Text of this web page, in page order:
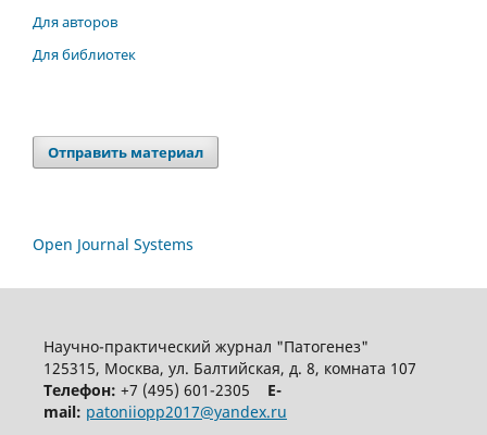
Для авторов
Для библиотек
Отправить материал
Open Journal Systems
Научно-практический журнал "Патогенез"
125315, Москва, ул. Балтийская, д. 8, комната 107
Телефон: +7 (495) 601-2305 E-
mail: patoniiopp2017@yandex.ru